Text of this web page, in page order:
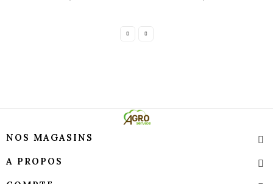
NOS MAGASINS
A PROPOS